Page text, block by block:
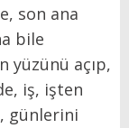
son ana
bile
yüzünü açıp,
iş, işten
günlerini